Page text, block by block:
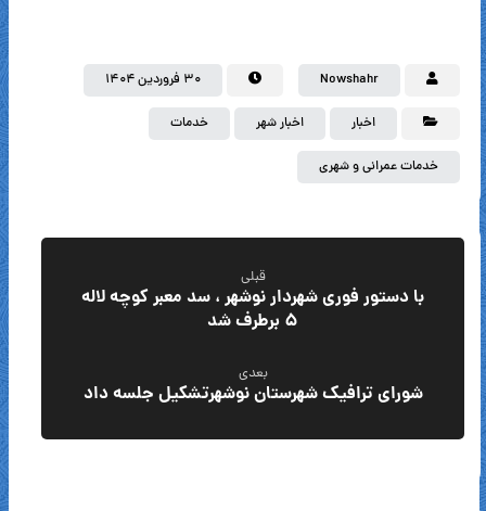
Nowshahr ۳۰ فروردین ۱۴۰۴
اخبار اخبار شهر خدمات
خدمات عمرانی و شهری
قبلی
با دستور فوری شهردار نوشهر ، سد معبر کوچه لاله
۵ برطرف شد
بعدی
شورای ترافیک شهرستان نوشهرتشکیل جلسه داد